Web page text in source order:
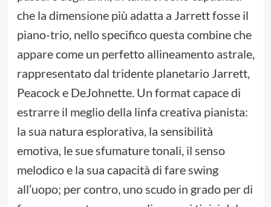
che la dimensione più adatta a Jarrett fosse il
piano-trio, nello specifico questa combine che
appare come un perfetto allineamento astrale,
rappresentato dal tridente planetario Jarrett,
Peacock e DeJohnette. Un format capace di
estrarre il meglio della linfa creativa pianista:
la sua natura esplorativa, la sensibilità
emotiva, le sue sfumature tonali, il senso
melodico e la sua capacità di fare swing
all’uopo; per contro, uno scudo in grado per di